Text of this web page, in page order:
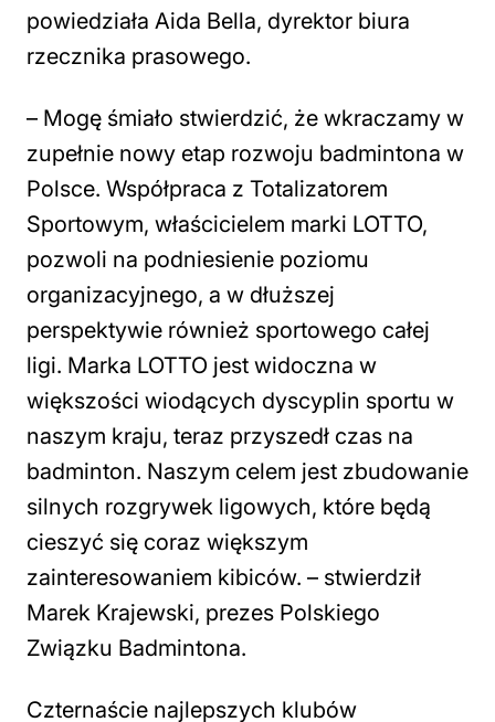
powiedziała Aida Bella, dyrektor biura
rzecznika prasowego.
– Mogę śmiało stwierdzić, że wkraczamy w
zupełnie nowy etap rozwoju badmintona w
Polsce. Współpraca z Totalizatorem
Sportowym, właścicielem marki LOTTO,
pozwoli na podniesienie poziomu
organizacyjnego, a w dłuższej
perspektywie również sportowego całej
ligi. Marka LOTTO jest widoczna w
większości wiodących dyscyplin sportu w
naszym kraju, teraz przyszedł czas na
badminton. Naszym celem jest zbudowanie
silnych rozgrywek ligowych, które będą
cieszyć się coraz większym
zainteresowaniem kibiców. – stwierdził
Marek Krajewski, prezes Polskiego
Związku Badmintona.
Czternaście najlepszych klubów